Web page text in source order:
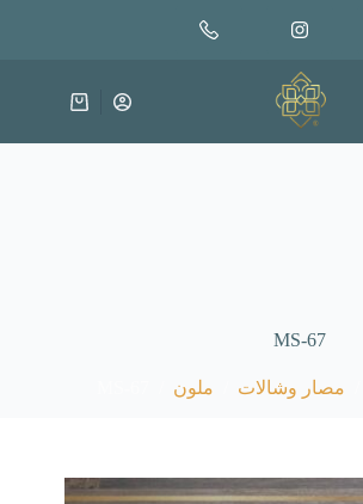
عربة
MS-67
مصار وشالات ملون